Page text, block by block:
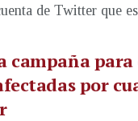
de Twitter que
campaña
por